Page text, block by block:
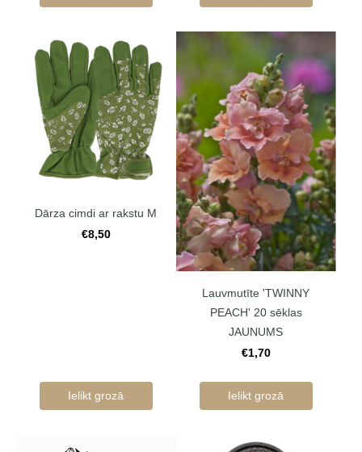
Dārza cimdi ar rakstu M
€8,50
Ielikt grozā
Lauvmutīte 'TWINNY
PEACH' 20 sēklas
JAUNUMS
€1,70
Ielikt grozā